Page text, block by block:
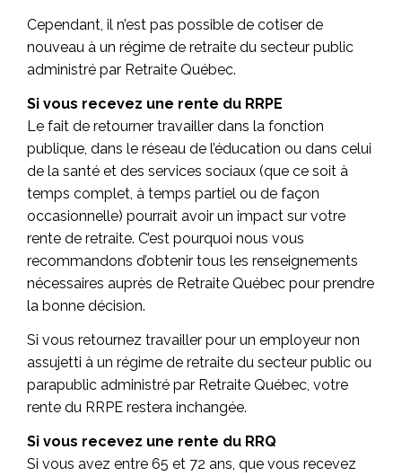
Cependant, il n’est pas possible de cotiser de
nouveau à un régime de retraite du secteur public
administré par Retraite Québec.
Si vous recevez une rente du RRPE
Le fait de retourner travailler dans la fonction
publique, dans le réseau de l’éducation ou dans celui
de la santé et des services sociaux (que ce soit à
temps complet, à temps partiel ou de façon
occasionnelle) pourrait avoir un impact sur votre
rente de retraite. C’est pourquoi nous vous
recommandons d’obtenir tous les renseignements
nécessaires auprès de Retraite Québec pour prendre
la bonne décision.
Si vous retournez travailler pour un employeur non
assujetti à un régime de retraite du secteur public ou
parapublic administré par Retraite Québec, votre
rente du RRPE restera inchangée.
Si vous recevez une rente du RRQ
Si vous avez entre 65 et 72 ans, que vous recevez